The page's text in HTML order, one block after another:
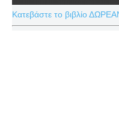
Κατεβάστε το βιβλίο